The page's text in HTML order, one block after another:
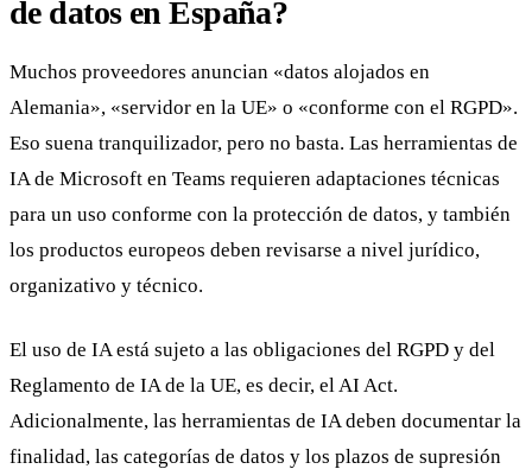
de datos en España?
Muchos proveedores anuncian «datos alojados en
Alemania», «servidor en la UE» o «conforme con el RGPD».
Eso suena tranquilizador, pero no basta. Las herramientas de
IA de Microsoft en Teams requieren adaptaciones técnicas
para un uso conforme con la protección de datos, y también
los productos europeos deben revisarse a nivel jurídico,
organizativo y técnico.
El uso de IA está sujeto a las obligaciones del RGPD y del
Reglamento de IA de la UE, es decir, el AI Act.
Adicionalmente, las herramientas de IA deben documentar la
finalidad, las categorías de datos y los plazos de supresión